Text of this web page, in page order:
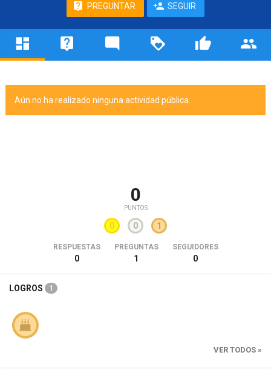
PREGUNTAR SEGUIR
Aún no ha realizado ninguna actividad pública.
0
PUNTOS
0 0 1
RESPUESTAS
0
PREGUNTAS
1
SEGUIDORES
0
LOGROS 1
VER TODOS »